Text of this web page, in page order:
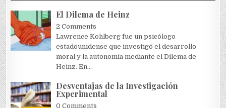
El Dilema de Heinz
2 Comments
Lawrence Kohlberg fue un psicólogo
estadounidense que investigó el desarrollo
moral y la autonomía mediante el Dilema de
Heinz. En...
Desventajas de la Investigación
Experimental
0 Comments